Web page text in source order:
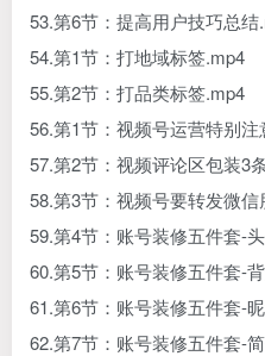
53.第6节：提高用户技巧总结
54.第1节：打地域标签.mp4
55.第2节：打品类标签.mp4
56.第1节：视频号运营特别
57.第2节：视频评论区包装3
58.第3节：视频号要转发微
59.第4节：账号装修五件套-
60.第5节：账号装修五件套-
61.第6节：账号装修五件套-
62.第7节：账号装修五件套-